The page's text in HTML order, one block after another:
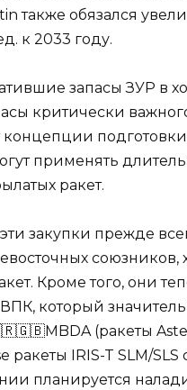
также обязался
к 2033 году.
запасы ЗУР в
критически
концепции
применять
ракет.
эти закупки прежде
союзников,
Кроме того, они
который
(ракеты
IRIS-T SLM/SLS
планируется